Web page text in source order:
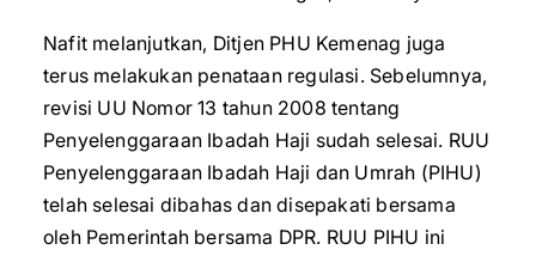
Nafit melanjutkan, Ditjen PHU Kemenag juga
terus melakukan penataan regulasi. Sebelumnya,
revisi UU Nomor 13 tahun 2008 tentang
Penyelenggaraan Ibadah Haji sudah selesai. RUU
Penyelenggaraan Ibadah Haji dan Umrah (PIHU)
telah selesai dibahas dan disepakati bersama
oleh Pemerintah bersama DPR. RUU PIHU ini